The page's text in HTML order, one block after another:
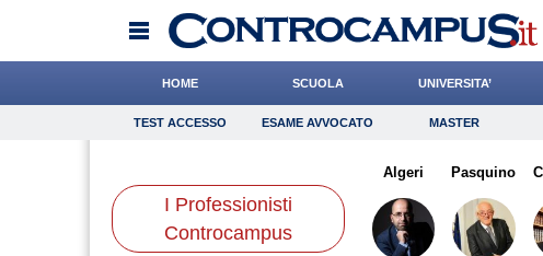
HOME SCUOLA UNIVERSITA’
TEST ACCESSO Esame Avvocato Master
Consigli
Scienze
TEST ACCESSO ESAME AVVOCATO MASTER
I Professionisti
Controcampus
Algeri Pasquino